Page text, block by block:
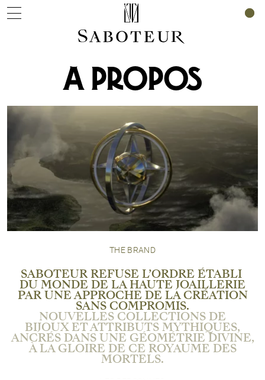
A PROPOS
THE BRAND
SABOTEUR REFUSE L’ORDRE ÉTABLI
DU MONDE DE LA HAUTE JOAILLERIE
PAR UNE APPROCHE DE LA CRÉATION
SANS COMPROMIS.
NOUVELLES COLLECTIONS DE
BIJOUX ET ATTRIBUTS MYTHIQUES,
ANCRÉS DANS UNE GÉOMÉTRIE DIVINE,
À LA GLOIRE DE CE ROYAUME DES
MORTELS.